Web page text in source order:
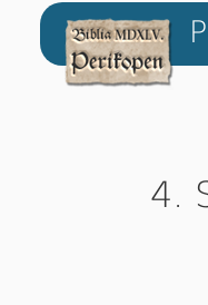
4.